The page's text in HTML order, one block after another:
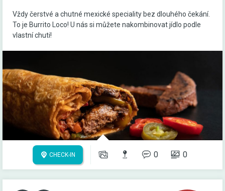
Vždy čerstvé a chutné mexické speciality bez dlouhého čekání.
To je Burrito Loco! U nás si můžete nakombinovat jídlo podle
vlastní chuti!
CHECK-IN 0 0